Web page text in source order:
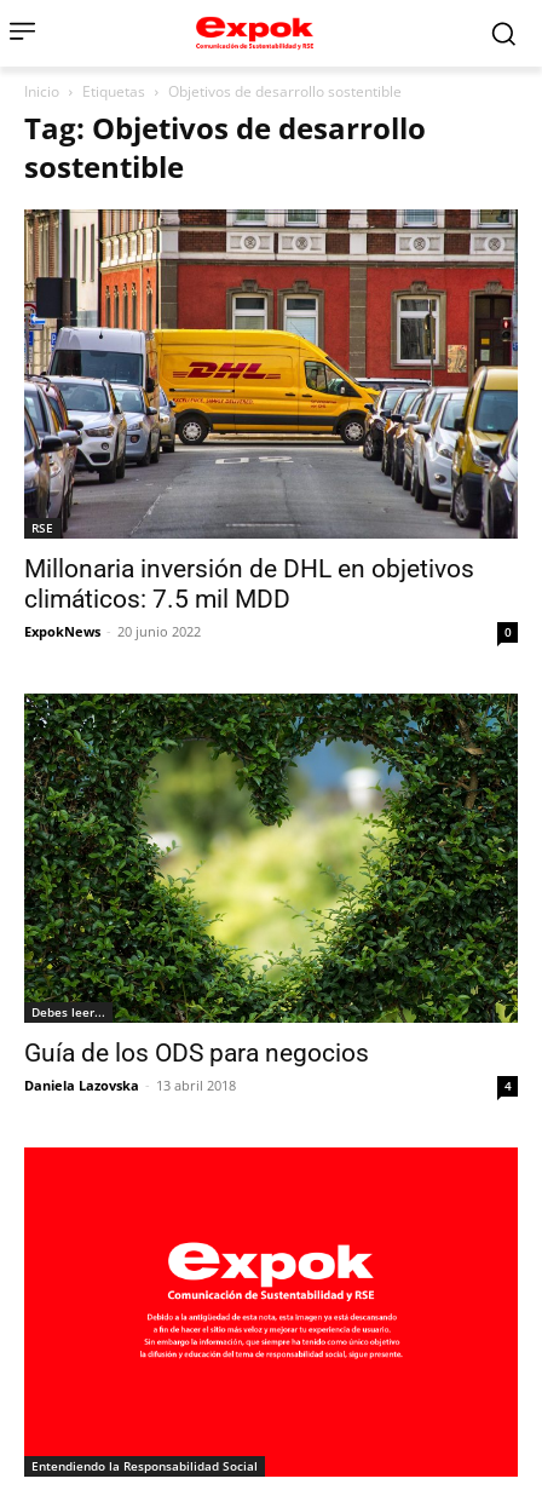
Inicio Etiquetas Objetivos de desarrollo sostentible
Tag: Objetivos de desarrollo
sostentible
RSE
Millonaria inversión de DHL en objetivos
climáticos: 7.5 mil MDD
ExpokNews - 20 junio 2022 0
Debes leer...
Guía de los ODS para negocios
Daniela Lazovska - 13 abril 2018 4
Entendiendo la Responsabilidad Social